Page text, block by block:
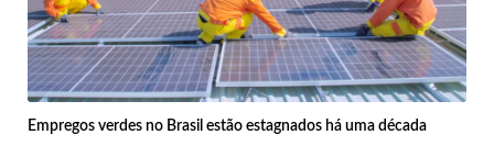
Empregos verdes no Brasil estão estagnados há uma década